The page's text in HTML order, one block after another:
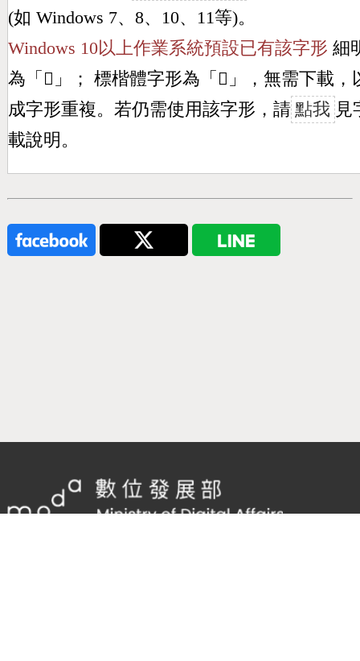
(如 Windows 7、8、10、11等)。
Windows 10以上作業系統預設已有該字形 細
為「 𤘷 」； 標楷體字形為「 𤘷 」，無需下載，
成字形重複。若仍需使用該字形，請 點我 見
載說明。